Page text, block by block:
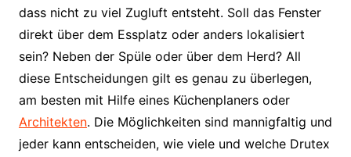
dass nicht zu viel Zugluft entsteht. Soll das Fenster
direkt über dem Essplatz oder anders lokalisiert
sein? Neben der Spüle oder über dem Herd? All
diese Entscheidungen gilt es genau zu überlegen,
am besten mit Hilfe eines Küchenplaners oder
Architekten. Die Möglichkeiten sind mannigfaltig und
jeder kann entscheiden, wie viele und welche Drutex